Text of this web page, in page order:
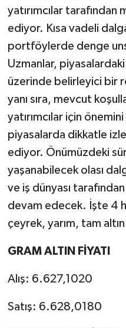
yatırımcılar
ediyor. Kısa vadeli
portföylerde denge
Uzmanlar, piyasalardaki
üzerinde belirleyici bir
yanı sıra, mevcut
yatırımcılar için
piyasalarda dikkatle
ediyor. Önümüzdeki
yaşanabilecek olası
ve iş dünyası
devam edecek. İşte 4
çeyrek, yarım, tam
GRAM ALTIN FİYATI
Alış: 6.627,1020
Satış: 6.628,0180